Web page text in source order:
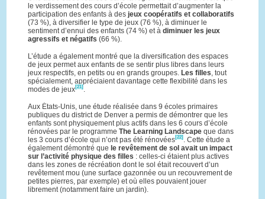
le verdissement des cours d’école permettait d’augmenter la
participation des enfants à des jeux coopératifs et collaboratifs
(73 %), à diversifier le type de jeux (76 %), à diminuer le
sentiment d’ennui des enfants (74 %) et à diminuer les jeux
agressifs et négatifs (66 %).
L’étude a également montré que la diversification des espaces
de jeux permet aux enfants de se sentir plus libres dans leurs
jeux respectifs, en petits ou en grands groupes. Les filles, tout
spécialement, appréciaient davantage cette flexibilité dans les
modes de jeux[21] .
Aux États-Unis, une étude réalisée dans 9 écoles primaires
publiques du district de Denver a permis de démontrer que les
enfants sont physiquement plus actifs dans les 6 cours d’école
rénovées par le programme The Learning Landscapeque dans
les 3 cours d’école qui n’ont pas été rénovées[22] . Cette étude a
également démontré que le revêtement de sol avait un impact
sur l’activité physique des filles : celles-ci étaient plus actives
dans les zones de récréation dont le sol était recouvert d’un
revêtement mou (une surface gazonnée ou un recouvrement de
petites pierres, par exemple) et où elles pouvaient jouer
librement (notamment faire un jardin).